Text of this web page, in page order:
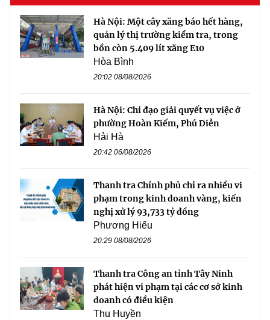
Hà Nội: Một cây xăng báo hết hàng,
quản lý thị trường kiểm tra, trong
bồn còn 5.409 lít xăng E10
Hòa Bình
20:02 08/08/2026
Hà Nội: Chỉ đạo giải quyết vụ việc ở
phường Hoàn Kiếm, Phú Diễn
Hải Hà
20:42 06/08/2026
Thanh tra Chính phủ chỉ ra nhiều vi
phạm trong kinh doanh vàng, kiến
nghị xử lý 93,733 tỷ đồng
Phương Hiếu
20:29 08/08/2026
Thanh tra Công an tỉnh Tây Ninh
phát hiện vi phạm tại các cơ sở kinh
doanh có điều kiện
Thu Huyền